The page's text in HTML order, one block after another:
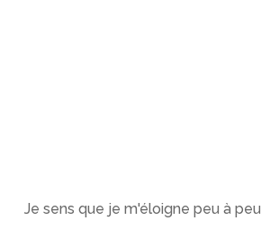
Je sens que je m'éloigne peu à peu